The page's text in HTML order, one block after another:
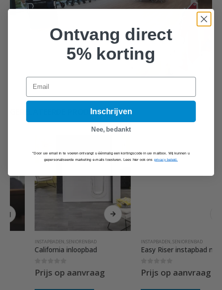
GERELATEERDE PRODUCTEN
INSTAPBADEN,SENIORENBAD
California inloopbad
out of 5
Prijs op aanvraag
INSTAPBADEN,SENIORENBAD
Easy Riser instapbad met lift
out of 5
Prijs op aanvraag
Ontvang direct
5% korting
Email
Inschrijven
Nee, bedankt
*Door uw email in te voeren ontvangt u éénmalig een kortingscode in uw mailbox. Wij kunnen u
gepersonaliseerde marketing e-mails toesturen. Lees hier ook ons privacy beleid.